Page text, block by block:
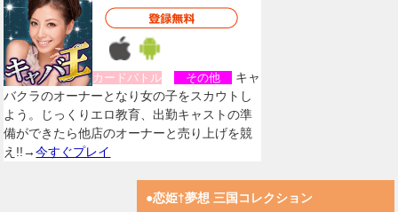
カードバトル その他
キャ
バクラのオーナーとなり女の子をスカウトし
よう。じっくりエロ教育、出勤キャストの準
備ができたら他店のオーナーと売り上げを競
え!!→今すぐプレイ
●恋姫†夢想 三国コレクション